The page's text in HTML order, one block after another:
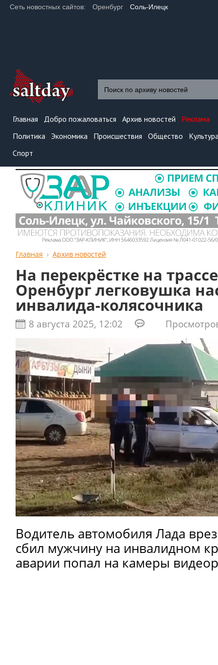
Сеть новостных сайтов: Оренбург Соль-Илецк
Главная Добро пожаловаться Архив новостей
Реклама
Политика Экономика Происшествия Общество
Спорт
Главная Архив новостей
На перекрёстке на
Оренбург легковушка
инвалида-колясочника
8 августа 2025, 12:02
Водитель автомобиля Лада
сбил мужчину на инвалидном
аварии попал на камеры